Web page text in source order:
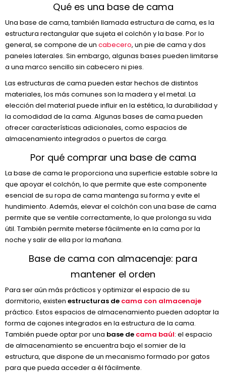
Qué es una base de cama
Una base de cama, también llamada estructura de cama, es la
estructura rectangular que sujeta el colchón y la base. Por lo
general, se compone de un cabecero, un pie de cama y dos
paneles laterales. Sin embargo, algunas bases pueden limitarse
a una marco sencillo sin cabecero ni pies.
Las estructuras de cama pueden estar hechos de distintos
materiales, los más comunes son la madera y el metal. La
elección del material puede influir en la estética, la durabilidad y
la comodidad de la cama. Algunas bases de cama pueden
ofrecer características adicionales, como espacios de
almacenamiento integrados o puertos de carga.
Por qué comprar una base de cama
La base de cama le proporciona una superficie estable sobre la
que apoyar el colchón, lo que permite que este componente
esencial de su ropa de cama mantenga su forma y evite el
hundimiento. Además, elevar el colchón con una base de cama
permite que se ventile correctamente, lo que prolonga su vida
útil. También permite meterse fácilmente en la cama por la
noche y salir de ella por la mañana.
Base de cama con almacenaje: para
mantener el orden
Para ser aún más prácticos y optimizar el espacio de su
dormitorio, existen estructuras de cama con almacenaje
práctico. Estos espacios de almacenamiento pueden adoptar la
forma de cajones integrados en la estructura de la cama.
También puede optar por una base de cama baúl: el espacio
de almacenamiento se encuentra bajo el somier de la
estructura, que dispone de un mecanismo formado por gatos
para que pueda acceder a él fácilmente.